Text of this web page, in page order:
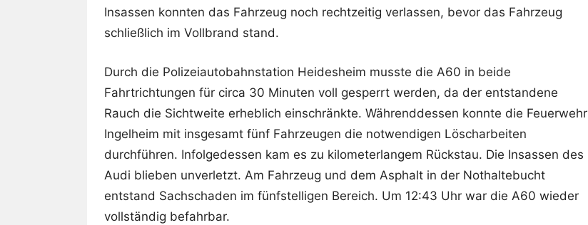
Insassen konnten das Fahrzeug noch rechtzeitig verlassen, bevor das Fahrzeug
schließlich im Vollbrand stand.
Durch die Polizeiautobahnstation Heidesheim musste die A60 in beide
Fahrtrichtungen für circa 30 Minuten voll gesperrt werden, da der entstandene
Rauch die Sichtweite erheblich einschränkte. Währenddessen konnte die Feuerwehr
Ingelheim mit insgesamt fünf Fahrzeugen die notwendigen Löscharbeiten
durchführen. Infolgedessen kam es zu kilometerlangem Rückstau. Die Insassen des
Audi blieben unverletzt. Am Fahrzeug und dem Asphalt in der Nothaltebucht
entstand Sachschaden im fünfstelligen Bereich. Um 12:43 Uhr war die A60 wieder
vollständig befahrbar.